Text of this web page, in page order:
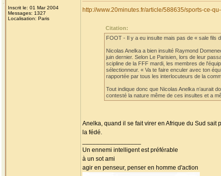
Inscrit le: 01 Mar 2004
Messages: 1327
Localisation: Paris
http://www.20minutes.fr/article/588635/sports-ce-
Citation:
FOOT - Il y a eu insulte mais pas de « sale fils
Nicolas Anelka a bien insulté Raymond
juin dernier. Selon Le Parisien, lors de leur
scipline de la FFF mardi, les membres de
sélectionneur. « Va te faire enculer avec ton
rapportée par tous les interlocuteurs de la
Tout indique donc que Nicolas Anelka n’aurait
contesté la nature même de ces insultes et a
Anelka, quand il se fait virer en Afrique du Sud
la fédé.
Un ennemi intelligent est préférable
à un sot ami
agir en penseur, penser en homme d'action